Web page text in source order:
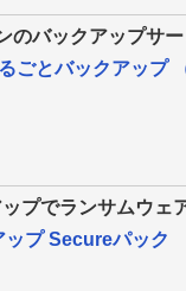
のバックアップサ
ごとバックアップ
プでランサムウェ
ップ Secureパック